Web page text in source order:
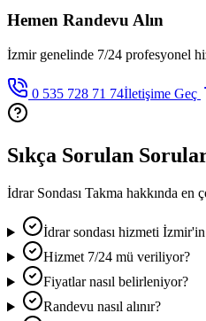
Hemen Randevu Alın
İzmir genelinde 7/24 profesyonel
0 535 728 71 74İletişime Geç
Sıkça Sorulan
İdrar Sondası Takma hakkında en
İdrar sondası hizmeti
Hizmet 7/24 mü veriliyor?
Fiyatlar nasıl belirleniyor?
Randevu nasıl alınır?